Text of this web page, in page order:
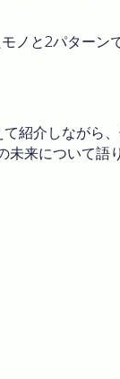
ノと2パターン
紹介しながら
来について語